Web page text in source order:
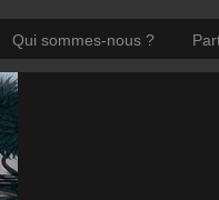
Qui sommes-nous ?